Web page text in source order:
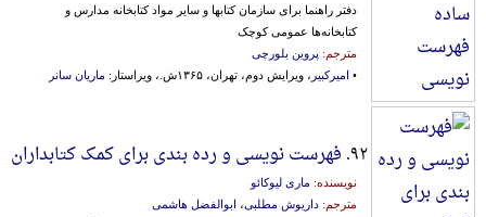
دفتر راهنما برای‌ سازمان‌ کتابها و سایر مواد کتابخانه‌ مدارس‌ و
کتابخانه‌ها عمومی‌ کوچک‌
مترجم: پروین بلورچی
• امیرکبیر ، ویرایش دوم، تهران، ۱۳۶۵ش.، ویراستار: ماریان سانر
۹۲. فهرست نویسی و رده بندی برای کمک کتابداران
نویسنده: ماری لیوکائو
مترجم: داریوش مطلبی، ابوالفضل هاشمی